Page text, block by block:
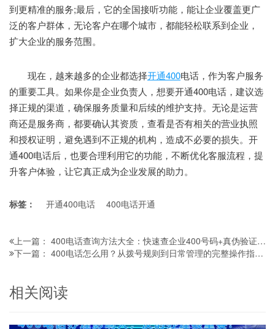
到更精准的服务;最后，它的全国接听功能，能让企业覆盖更广
泛的客户群体，无论客户在哪个城市，都能轻松联系到企业，
扩大企业的服务范围。
现在，越来越多的企业都选择开通400电话，作为客户服务
的重要工具。如果你是企业负责人，想要开通400电话，建议选
择正规的渠道，确保服务质量和后续的维护支持。无论是运营
商还是服务商，都要确认其资质，查看是否有相关的营业执照
和授权证明，避免遇到不正规的机构，造成不必要的损失。开
通400电话后，也要合理利用它的功能，不断优化客服流程，提
升客户体验，让它真正成为企业发展的助力。
标签： 开通400电话 400电话开通
上一篇： 400电话查询方法大全：快速查企业400号码+真伪验证技巧，一看就会
下一篇： 400电话怎么用？从拨号规则到日常管理的完整操作指南，新手也能快速上手
相关阅读